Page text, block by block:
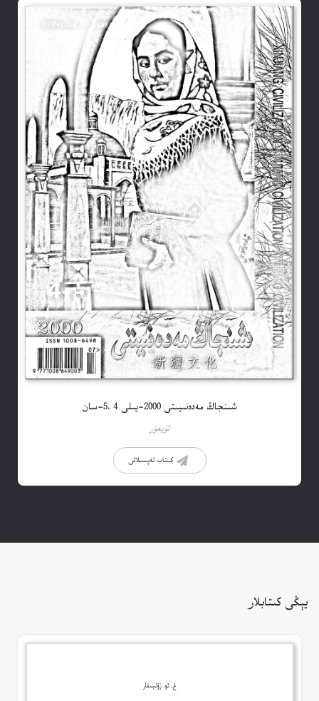
شىنجاڭ مەدەنىيىتى 2000-يىلى 4 ،5-سان
ئۇيغۇر
كىتاب تەپسىلاتى
يېڭى كىتابلار